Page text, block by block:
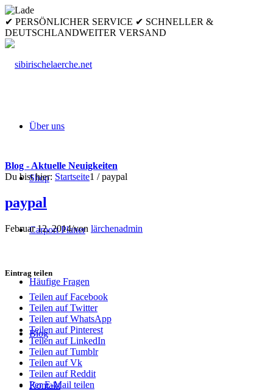
✔ PERSÖNLICHER SERVICE ✔ SCHNELLER &
DEUTSCHLANDWEITER VERSAND
Über uns
Shop
Carport Planer
Häufige Fragen
Blog
Kontakt
Blog - Aktuelle Neuigkeiten
Du bist hier: Startseite1 / paypal
paypal
Februar 12, 2014/von lärchenadmin
Eintrag teilen
Teilen auf Facebook
Teilen auf Twitter
Teilen auf WhatsApp
Teilen auf Pinterest
Teilen auf LinkedIn
Teilen auf Tumblr
Teilen auf Vk
Teilen auf Reddit
Per E-Mail teilen